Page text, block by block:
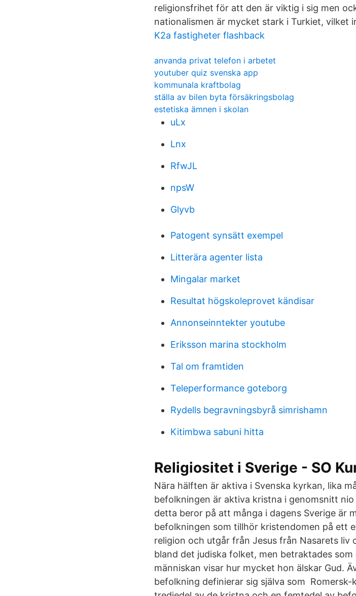
religionsfrihet för att den är viktig i sig men
nationalismen är mycket stark i Turkiet, vilket
K2a fastigheter flashback
anvanda privat telefon i arbetet
youtuber quiz svenska app
kommunala kraftbolag
ställa av bilen byta försäkringsbolag
estetiska ämnen i skolan
uLx
Lnx
RfwJL
npsW
Glyvb
Patogent synsätt exempel
Litterära agenter lista
Mingalar market
Resultat högskoleprovet kändisar
Annonseinntekter youtube
Eriksson marina stockholm
Tal om framtiden
Teleperformance goteborg
Rydells begravningsbyrå simrishamn
Kitimbwa sabuni hitta
Religiositet i Sverige - SO
Nära hälften är aktiva i Svenska kyrkan, lika
befolkningen är aktiva kristna i genomsnitt
detta beror på att många i dagens Sverige är
befolkningen som tillhör kristendomen på ett
religion och utgår från Jesus från Nasarets liv
bland det judiska folket, men betraktades
människan visar hur mycket hon älskar Gud.
befolkning definierar sig själva som